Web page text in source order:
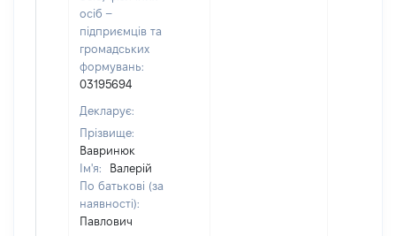
осіб –
підприємців та
громадських
формувань:
03195694
Декларує:
Прізвище:
Вавринюк
Ім'я:
Валерій
По батькові (за
наявності):
Павлович